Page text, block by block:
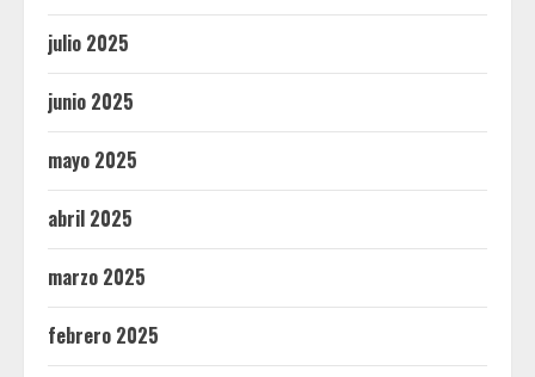
julio 2025
junio 2025
mayo 2025
abril 2025
marzo 2025
febrero 2025